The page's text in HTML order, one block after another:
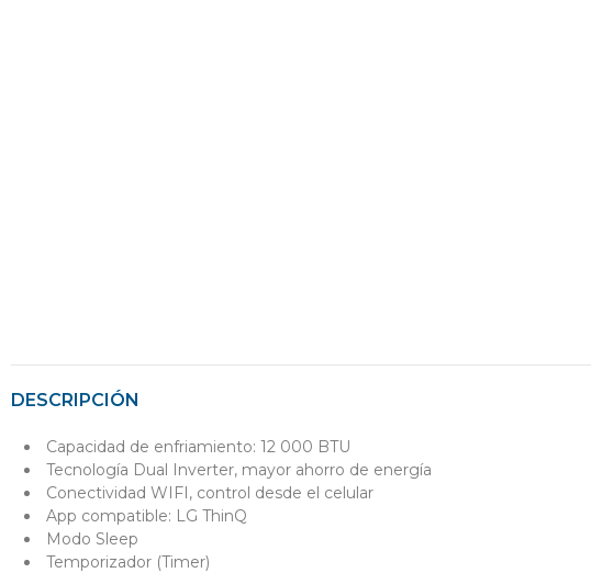
DESCRIPCIÓN
Capacidad de enfriamiento: 12 000 BTU
Tecnología Dual Inverter, mayor ahorro de energía
Conectividad WIFI, control desde el celular
App compatible: LG ThinQ
Modo Sleep
Temporizador (Timer)